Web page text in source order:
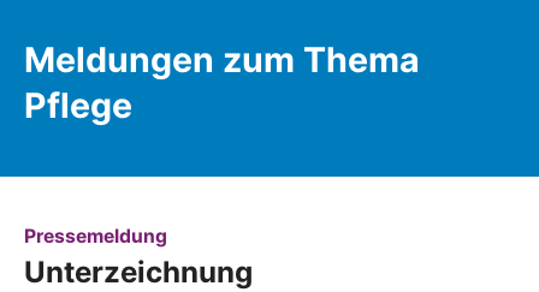
Meldungen zum Thema
Pflege
Pressemeldung
Unterzeichnung